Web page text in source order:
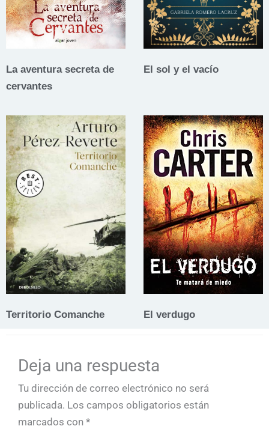
La aventura secreta de
cervantes
El sol y el vacío
Territorio Comanche El verdugo
Deja una respuesta
Tu dirección de correo electrónico no será
publicada. Los campos obligatorios están
marcados con *